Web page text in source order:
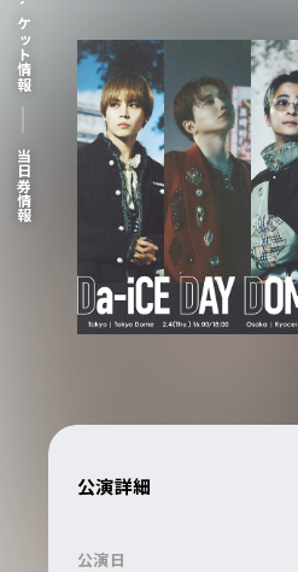
チケット情報
当日券情報
公演詳細
公演日